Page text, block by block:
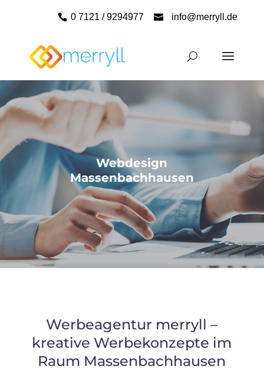
0 7121 / 9294977 info@merryll.de
Webdesign
Massenbachhausen
Werbeagentur merryll –
kreative Werbekonzepte im
Raum Massenbachhausen